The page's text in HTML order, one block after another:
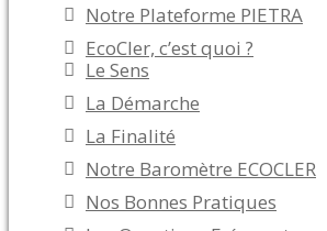
Notre Plateforme PIETRA
EcoCler, c’est quoi ?
Le Sens
La Démarche
La Finalité
Notre Baromètre ECOCLER
Nos Bonnes Pratiques